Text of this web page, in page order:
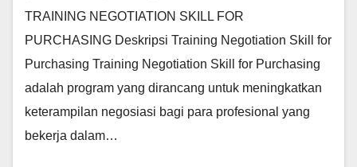
TRAINING NEGOTIATION SKILL FOR
PURCHASING Deskripsi Training Negotiation Skill for
Purchasing Training Negotiation Skill for Purchasing
adalah program yang dirancang untuk meningkatkan
keterampilan negosiasi bagi para profesional yang
bekerja dalam…